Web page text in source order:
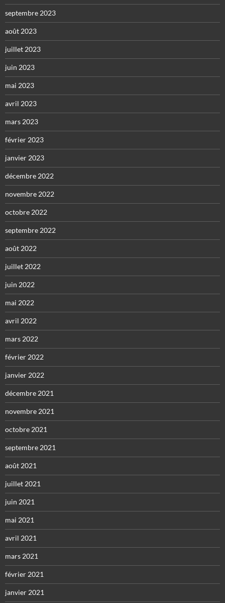
septembre 2023
août 2023
juillet 2023
juin 2023
mai 2023
avril 2023
mars 2023
février 2023
janvier 2023
décembre 2022
novembre 2022
octobre 2022
septembre 2022
août 2022
juillet 2022
juin 2022
mai 2022
avril 2022
mars 2022
février 2022
janvier 2022
décembre 2021
novembre 2021
octobre 2021
septembre 2021
août 2021
juillet 2021
juin 2021
mai 2021
avril 2021
mars 2021
février 2021
janvier 2021